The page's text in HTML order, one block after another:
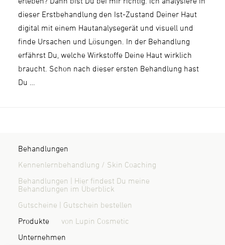
dieser Erstbehandlung den Ist-Zustand Deiner Haut
digital mit einem Hautanalysegerät und visuell und
finde Ursachen und Lösungen. In der Behandlung
erfährst Du, welche Wirkstoffe Deine Haut wirklich
braucht. Schon nach dieser ersten Behandlung hast
Du …
Behandlungen
Kennenlernbehandlung / Skin Coaching
Behandlungen | Hier findest Du meine
Behandlungen im Überblick
Gutscheine | Gutschein bestellen
Produkte
von Lupin Cosmetic
Unternehmen